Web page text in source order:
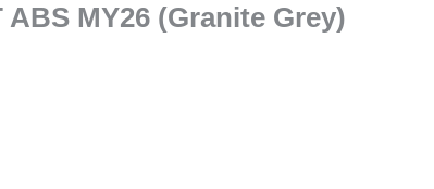
MY26 (Granite Grey)